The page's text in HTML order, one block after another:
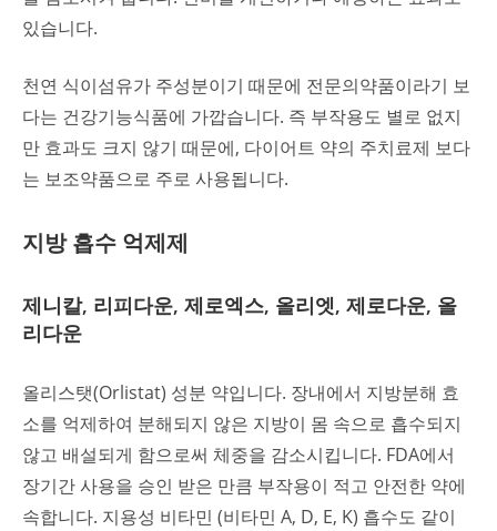
있습니다.
천연 식이섬유가 주성분이기 때문에 전문의약품이라기 보
다는 건강기능식품에 가깝습니다. 즉 부작용도 별로 없지
만 효과도 크지 않기 때문에, 다이어트 약의 주치료제 보다
는 보조약품으로 주로 사용됩니다.
지방 흡수 억제제
제니칼, 리피다운, 제로엑스, 올리엣, 제로다운, 올
리다운
올리스탯(Orlistat) 성분 약입니다. 장내에서 지방분해 효
소를 억제하여 분해되지 않은 지방이 몸 속으로 흡수되지
않고 배설되게 함으로써 체중을 감소시킵니다. FDA에서
장기간 사용을 승인 받은 만큼 부작용이 적고 안전한 약에
속합니다. 지용성 비타민 (비타민 A, D, E, K) 흡수도 같이